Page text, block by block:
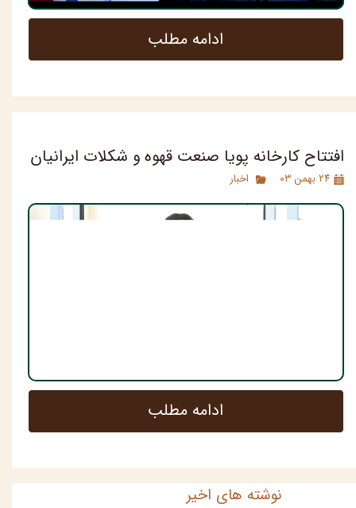
ادامه مطلب
افتتاح کارخانه پویا صنعت قهوه و شکلات ایرانیان
۲۴ بهمن ۰۳ اخبار
ادامه مطلب
نوشته های اخیر